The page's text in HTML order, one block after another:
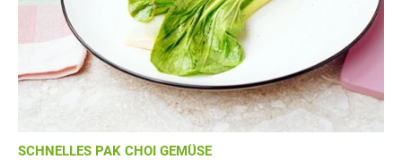
SCHNELLES PAK CHOI GEMÜSE